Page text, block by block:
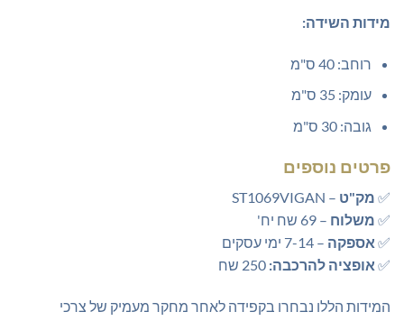
מידות השידה:
רוחב: 40 ס"מ
עומק: 35 ס"מ
גובה: 30 ס"מ
פרטים נוספים
✅ מק"ט – ST1069VIGAN
✅ משלוח – 69 שח יח'
✅ אספקה – 7-14 ימי עסקים
✅ אופציה להרכבה:
המידות הללו נבחרו בקפידה לאחר מחקר מעמיק של צרכי